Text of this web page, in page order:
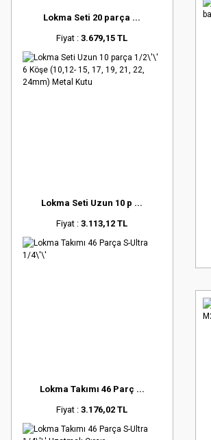
Lokma Seti 20 parça ...
Fiyat :3.679,15 TL
Lokma Seti Uzun 10 p ...
Fiyat :3.113,12 TL
Lokma Takımı 46 Parç ...
Fiyat :3.176,02 TL